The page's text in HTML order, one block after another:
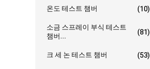
온도 테스트 챔버 (10)
소금 스프레이 부식 테스트
챔버...
(81)
크 세 논 테스트 챔버 (53)